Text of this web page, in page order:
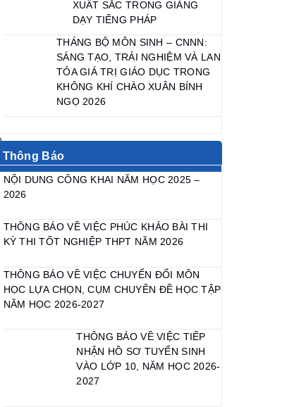
XUẤT SẮC TRONG GIẢNG
DẠY TIẾNG PHÁP
THÁNG BỘ MÔN SINH – CNNN:
SÁNG TẠO, TRẢI NGHIỆM VÀ LAN
TỎA GIÁ TRỊ GIÁO DỤC TRONG
KHÔNG KHÍ CHÀO XUÂN BÍNH
NGỌ 2026
Thông Báo
NỘI DUNG CÔNG KHAI NĂM HỌC 2025 –
2026
THÔNG BÁO VỀ VIỆC PHÚC KHẢO BÀI THI
KỲ THI TỐT NGHIỆP THPT NĂM 2026
THÔNG BÁO VỀ VIỆC CHUYỂN ĐỔI MÔN
HỌC LỰA CHỌN, CỤM CHUYÊN ĐỀ HỌC TẬP
NĂM HỌC 2026-2027
THÔNG BÁO VỀ VIỆC TIẾP
NHẬN HỒ SƠ TUYỂN SINH
VÀO LỚP 10, NĂM HỌC 2026-
2027